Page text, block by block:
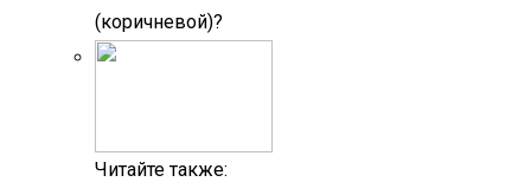
(коричневой)?
Читайте также: